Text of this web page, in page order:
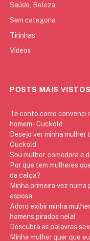
Saúde, Beleza
Sem categoria
Tirinhas
Vídeos
POSTS MAIS VISTOS
Te conto como convenci
homem - Cuckold
Desejo ver minha mulher
Cuckold
Sou mulher, comedora e
Por que tem mulheres
da calça?
Minha primeira vez
esposa
Adoro exibir minha
homens pirados nela!
Descubra as palavras
Minha mulher quer que